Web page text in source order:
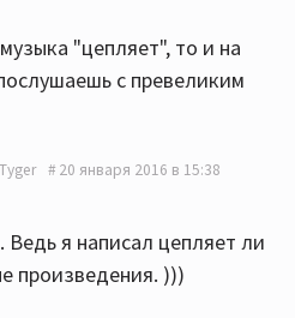
"цепляет", то и на
с превеликим
20 января 2016 в 15:38
Ведь я написал цепляет ли
произведения. )))